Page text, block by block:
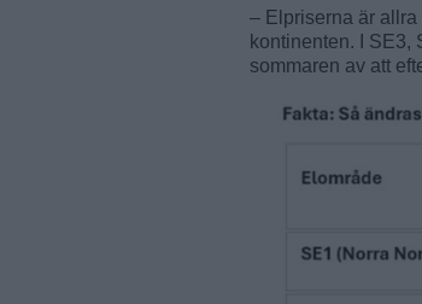
– Elpriserna är
kontinenten. I SE3,
sommaren av att